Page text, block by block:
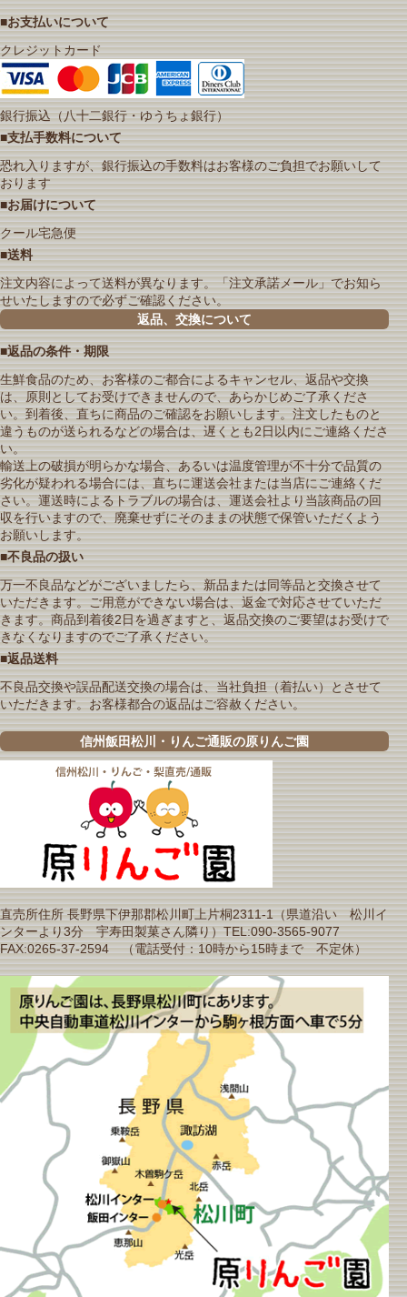
■お支払いについて
クレジットカード
銀行振込（八十二銀行・ゆうちょ銀行）
■支払手数料について
恐れ入りますが、銀行振込の手数料はお客様のご負担でお願いして
おります
■お届けについて
クール宅急便
■送料
注文内容によって送料が異なります。「注文承諾メール」でお知ら
せいたしますので必ずご確認ください。
返品、交換について
■返品の条件・期限
生鮮食品のため、お客様のご都合によるキャンセル、返品や交換
は、原則としてお受けできませんので、あらかじめご了承くださ
い。到着後、直ちに商品のご確認をお願いします。注文したものと
違うものが送られるなどの場合は、遅くとも2日以内にご連絡くださ
い。
輸送上の破損が明らかな場合、あるいは温度管理が不十分で品質の
劣化が疑われる場合には、直ちに運送会社または当店にご連絡くだ
さい。運送時によるトラブルの場合は、運送会社より当該商品の回
収を行いますので、廃棄せずにそのままの状態で保管いただくよう
お願いします。
■不良品の扱い
万一不良品などがございましたら、新品または同等品と交換させて
いただきます。ご用意ができない場合は、返金で対応させていただ
きます。商品到着後2日を過ぎますと、返品交換のご要望はお受けで
きなくなりますのでご了承ください。
■返品送料
不良品交換や誤品配送交換の場合は、当社負担（着払い）とさせて
いただきます。お客様都合の返品はご容赦ください。
信州飯田松川・りんご通販の原りんご園
直売所住所 長野県下伊那郡松川町上片桐2311-1（県道沿い 松川イ
ンターより3分 宇寿田製菓さん隣り）TEL:090-3565-9077
FAX:0265-37-2594 （電話受付：10時から15時まで 不定休）